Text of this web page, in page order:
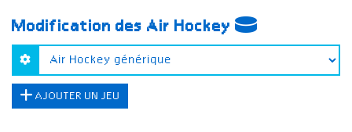
Modification des Air Hockey
AJOUTER UN JEU